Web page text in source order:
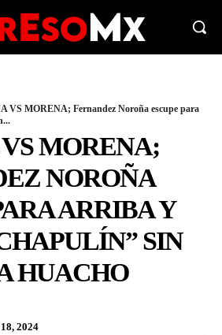
VS MORENA; Fernandez Noroña escupe para
MORENA;
NOROÑA
ARRIBA Y
SIN
HUACHO
2024